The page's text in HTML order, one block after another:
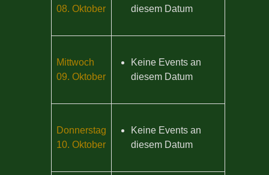
08. Oktober
diesem Datum
Mittwoch
09. Oktober
Keine Events an
diesem Datum
Donnerstag
10. Oktober
Keine Events an
diesem Datum